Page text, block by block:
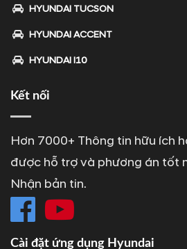
HYUNDAI TUCSON
HYUNDAI ACCENT
HYUNDAI I10
Kết nối
Hơn 7000+ Thông tin hữu ích
được hỗ trợ và phương án tốt
Nhận bản tin.
Cài đặt ứng dụng Hyundai